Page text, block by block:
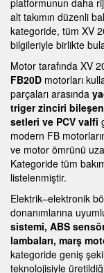
platformunun daha
alt takımın düzenli
kategoride, tüm XV
bilgileriyle birlikte
Motor tarafında XV
FB20D motorları
parçaları arasında
triger zinciri
setleri ve PCV valfi
modern FB
ve motor ömrünü
Kategoride tüm
listelenmiştir.
Elektrik–elektronik
donanımlarına
sistemi, ABS
lambaları, marş
kategoride geniş
teknolojisiyle